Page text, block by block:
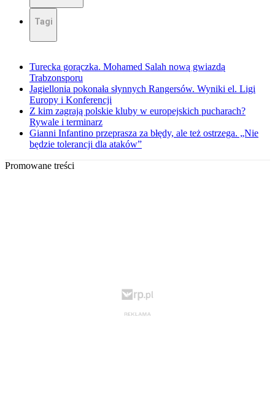
Tagi
Turecka gorączka. Mohamed Salah nową gwiazdą
Trabzonsporu
Jagiellonia pokonała słynnych Rangersów. Wyniki el. Ligi
Europy i Konferencji
Z kim zagrają polskie kluby w europejskich pucharach?
Rywale i terminarz
Gianni Infantino przeprasza za błędy, ale też ostrzega. „Nie
będzie tolerancji dla ataków”
Promowane treści